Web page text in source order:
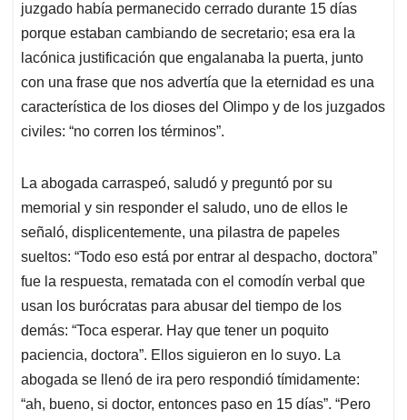
juzgado había permanecido cerrado durante 15 días
porque estaban cambiando de secretario; esa era la
lacónica justificación que engalanaba la puerta, junto
con una frase que nos advertía que la eternidad es una
característica de los dioses del Olimpo y de los juzgados
civiles: “no corren los términos”.
La abogada carraspeó, saludó y preguntó por su
memorial y sin responder el saludo, uno de ellos le
señaló, displicentemente, una pilastra de papeles
sueltos: “Todo eso está por entrar al despacho, doctora”
fue la respuesta, rematada con el comodín verbal que
usan los burócratas para abusar del tiempo de los
demás: “Toca esperar. Hay que tener un poquito
paciencia, doctora”. Ellos siguieron en lo suyo. La
abogada se llenó de ira pero respondió tímidamente:
“ah, bueno, si doctor, entonces paso en 15 días”. “Pero